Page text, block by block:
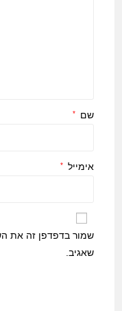
שם *
אימייל *
שמור בדפדפן זה את
שאגיב.